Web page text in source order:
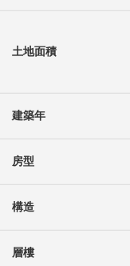
土地面積
建築年
房型
構造
層樓